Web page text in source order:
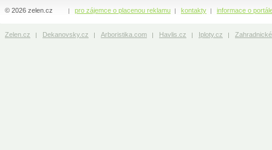
pro zájemce o placenou reklamu kontakty informace o
© 2026 zelen.cz
Zelen.cz Dekanovsky.cz Arboristika.com Havlis.cz Iploty.cz